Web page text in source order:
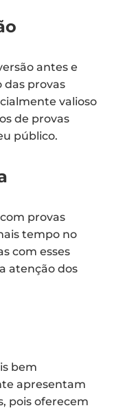
antes e
provas
valioso
de provas
público.
provas
tempo no
com esses
atenção dos
bem
apresentam
pois oferecem